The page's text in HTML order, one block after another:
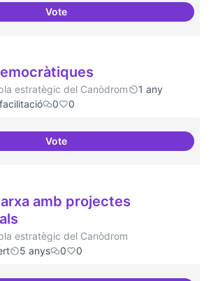
VoteUn espai d'utopies
estratègic del Canòdrom
1 any
0 0
VoteTrobades democràtiques
amb projectes
estratègic del Canòdrom
5 anys 0 0